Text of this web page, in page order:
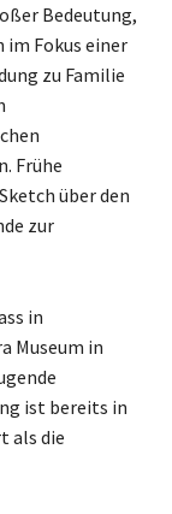
Bedeutung,
Fokus einer
zu Familie
Frühe
über den
zur
in
Museum in
ist bereits in
als die